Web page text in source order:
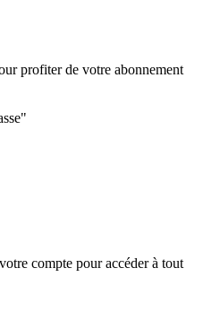
profiter de votre abonnement
compte pour accéder à tout